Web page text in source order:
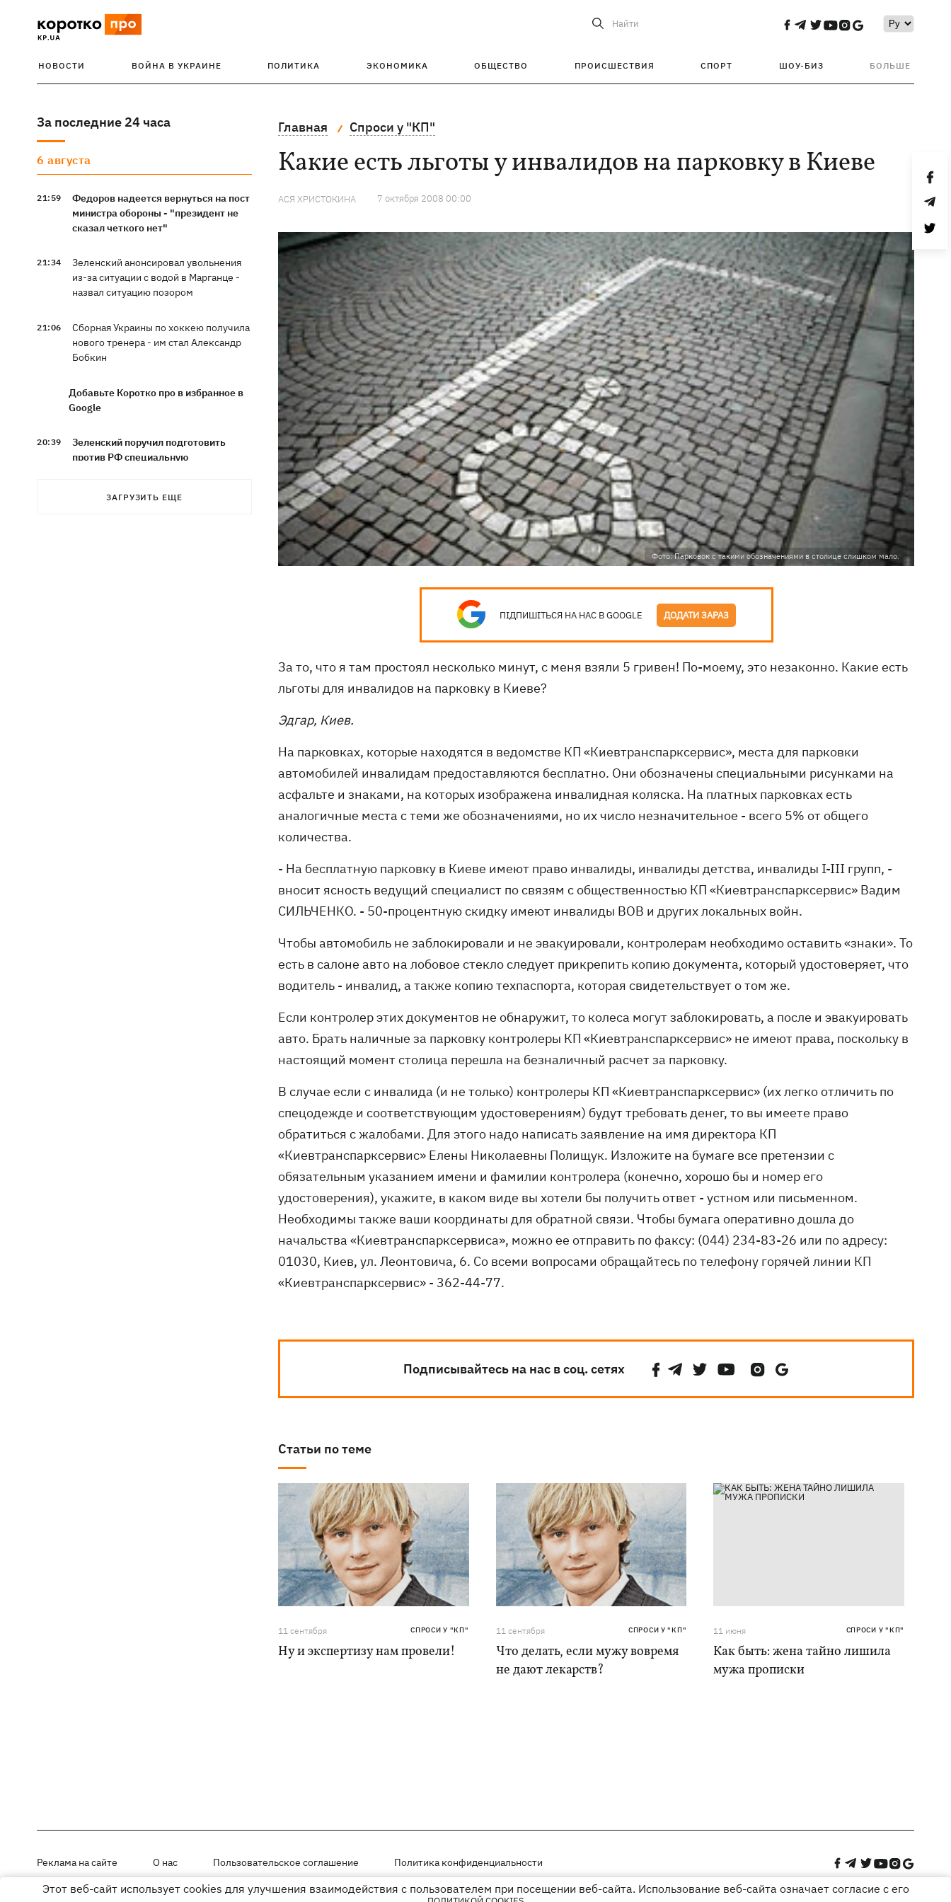
Найти
НОВОСТИ ВОЙНА В УКРАИНЕ ПОЛИТИКА ЭКОНОМИКА ОБЩЕСТВО ПРОИСШЕСТВИЯ СПОРТ ШОУ-БИЗ БОЛЬШЕ
За последние 24 часа
6 августа
21:59
Федоров надеется вернуться на пост
министра обороны - "президент не
сказал четкого нет"
21:34
Зеленский анонсировал увольнения
из-за ситуации с водой в Марганце -
назвал ситуацию позором
21:06
Сборная Украины по хоккею получила
нового тренера - им стал Александр
Бобкин
Добавьте Коротко про в избранное в
Google
20:39
Зеленский поручил подготовить
против РФ специальную
ЗАГРУЗИТЬ ЕЩЕ
Главная Спроси у "КП"
Какие есть льготы у инвалидов на парковку в Киеве
АСЯ ХРИСТОКИНА 7 октября 2008 00:00
Фото: Парковок с такими обозначениями в столице слишком мало.
ПІДПИШІТЬСЯ НА НАС В GOOGLE ДОДАТИ ЗАРАЗ
За то, что я там простоял несколько минут, с меня взяли 5 гривен! По-моему, это незаконно. Какие есть
льготы для инвалидов на парковку в Киеве?
Эдгар, Киев.
На парковках, которые находятся в ведомстве КП «Киевтранспарксервис», места для парковки
автомобилей инвалидам предоставляются бесплатно. Они обозначены специальными рисунками на
асфальте и знаками, на которых изображена инвалидная коляска. На платных парковках есть
аналогичные места с теми же обозначениями, но их число незначительное - всего 5% от общего
количества.
- На бесплатную парковку в Киеве имеют право инвалиды, инвалиды детства, инвалиды I-III групп, -
вносит ясность ведущий специалист по связям с общественностью КП «Киевтранспарксервис» Вадим
СИЛЬЧЕНКО. - 50-процентную скидку имеют инвалиды ВОВ и других локальных войн.
Чтобы автомобиль не заблокировали и не эвакуировали, контролерам необходимо оставить «знаки». То
есть в салоне авто на лобовое стекло следует прикрепить копию документа, который удостоверяет, что
водитель - инвалид, а также копию техпаспорта, которая свидетельствует о том же.
Если контролер этих документов не обнаружит, то колеса могут заблокировать, а после и эвакуировать
авто. Брать наличные за парковку контролеры КП «Киевтранспарксервис» не имеют права, поскольку в
настоящий момент столица перешла на безналичный расчет за парковку.
В случае если с инвалида (и не только) контролеры КП «Киевтранспарксервис» (их легко отличить по
спецодежде и соответствующим удостоверениям) будут требовать денег, то вы имеете право
обратиться с жалобами. Для этого надо написать заявление на имя директора КП
«Киевтранспарксервис» Елены Николаевны Полищук. Изложите на бумаге все претензии с
обязательным указанием имени и фамилии контролера (конечно, хорошо бы и номер его
удостоверения), укажите, в каком виде вы хотели бы получить ответ - устном или письменном.
Необходимы также ваши координаты для обратной связи. Чтобы бумага оперативно дошла до
начальства «Киевтранспарксервиса», можно ее отправить по факсу: (044) 234-83-26 или по адресу:
01030, Киев, ул. Леонтовича, 6. Со всеми вопросами обращайтесь по телефону горячей линии КП
«Киевтранспарксервис» - 362-44-77.
Подписывайтесь на нас в соц. сетях
Статьи по теме
11 сентября СПРОСИ У "КП"
Ну и экспертизу нам провели!
11 сентября СПРОСИ У "КП"
Что делать, если мужу вовремя
не дают лекарств?
11 июня СПРОСИ У "КП"
Как быть: жена тайно лишила
мужа прописки
Реклама на сайте О нас Пользовательское соглашение Политика конфиденциальности
Материалы под рубриками «Новости компании», «PR» и «Факт» размещены на правах рекламы
Этот веб-сайт использует cookies для улучшения взаимодействия с пользователем при посещении веб-сайта. Использование веб-сайта означает согласие с его